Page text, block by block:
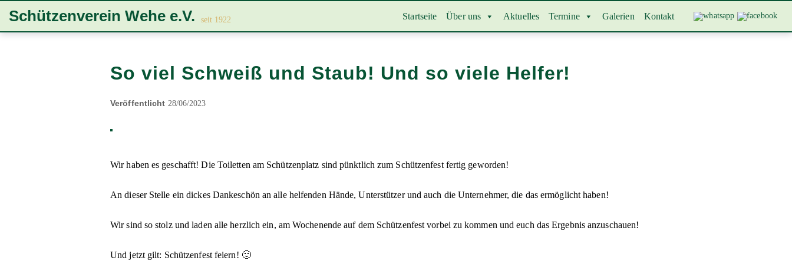
Hauptnavigation
Inhalt
Footer
Schützenverein Wehe e.V. seit 1922 Startseite Über uns Aktuelles Termine Galerien Kontakt
So viel Schweiß und Staub! Und so viele Helfer!
Veröffentlicht 28/06/2023
Wir haben es geschafft! Die Toiletten am Schützenplatz sind pünktlich zum Schützenfest fertig geworden!
An dieser Stelle ein dickes Dankeschön an alle helfenden Hände, Unterstützer und auch die Unternehmer, die das ermöglicht haben!
Wir sind so stolz und laden alle herzlich ein, am Wochenende auf dem Schützenfest vorbei zu kommen und euch das Ergebnis anzuschauen!
Und jetzt gilt: Schützenfest feiern! 🙂